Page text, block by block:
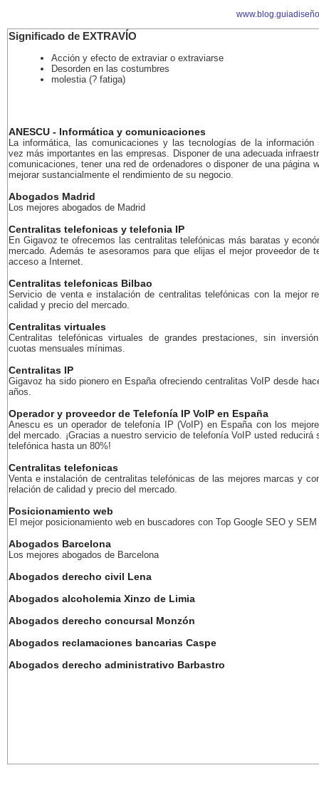
Significado de EXTRAVÍO
Acción y efecto de extraviar o extraviarse
Desorden en las costumbres
molestia (? fatiga)
ANESCU - Informática y comunicaciones
La informática, las comunicaciones y las tecnologías de la información
vez más importantes en las empresas. Disponer de una adecuada
comunicaciones, tener una red de ordenadores o disponer de una página
mejorar sustancialmente el rendimiento de su negocio.
Abogados Madrid
Los mejores abogados de Madrid
Centralitas telefonicas y telefonia IP
En Gigavoz te ofrecemos las centralitas telefónicas más baratas y
mercado. Además te asesoramos para que elijas el mejor proveedor de
acceso a Internet.
Centralitas telefonicas Bilbao
Servicio de venta e instalación de centralitas telefónicas con la mejor
calidad y precio del mercado.
Centralitas virtuales
Centralitas telefónicas virtuales de grandes prestaciones, sin
cuotas mensuales mínimas.
Centralitas IP
Gigavoz ha sido pionero en España ofreciendo centralitas VoIP desde
años.
Operador y proveedor de Telefonía IP VoIP en España
Anescu es un operador de telefonía IP (VoIP) en España con los
del mercado. ¡Gracias a nuestro servicio de telefonía VoIP usted reducirá
telefónica hasta un 80%!
Centralitas telefonicas
Venta e instalación de centralitas telefónicas de las mejores marcas y
relación de calidad y precio del mercado.
Posicionamiento web
El mejor posicionamiento web en buscadores con Top Google SEO y SEM
Abogados Barcelona
Los mejores abogados de Barcelona
Abogados derecho civil Lena
Abogados alcoholemia Xinzo de Limia
Abogados derecho concursal Monzón
Abogados reclamaciones bancarias Caspe
Abogados derecho administrativo Barbastro